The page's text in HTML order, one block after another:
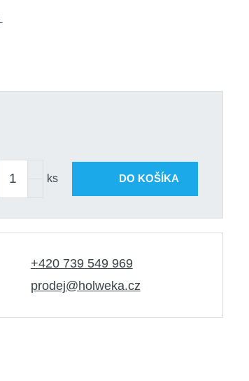
ks DO KOŠÍKA
+420 739 549 969
prodej@holweka.cz